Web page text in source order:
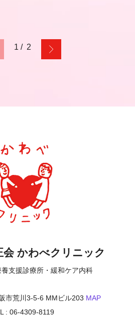
1 / 2
会 かわべクリニック
支援診療所・緩和ケア内科
市荒川3-5-6 MMビル203 MAP
: 06-4309-8119